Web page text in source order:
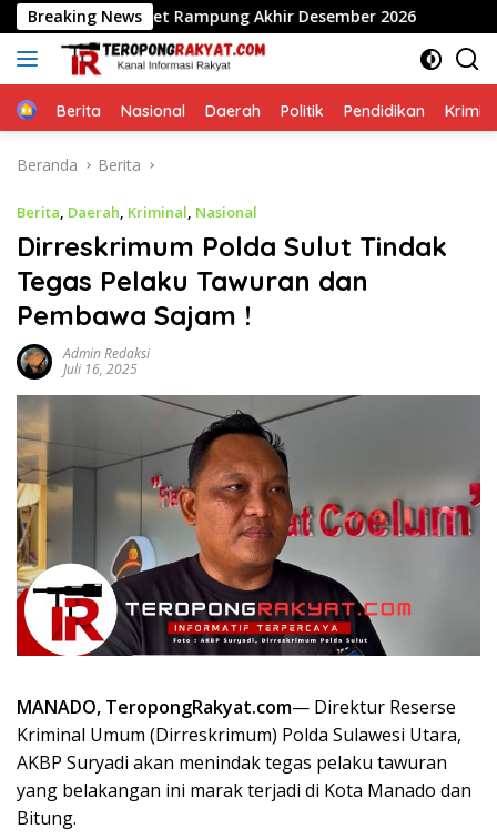
Langsung
ke
konten
Breaking News
Target Rampung Akhir Desember 2026 ​PLT
HomeBerita Nasional Daerah Politik Pendidikan
Beranda Berita
Berita, Daerah, Kriminal, Nasional
Dirreskrimum Polda Sulut Tindak
Tegas Pelaku Tawuran dan
Pembawa Sajam !
Admin Redaksi
Juli 16, 2025
MANADO, TeropongRakyat.com— Direktur Reserse
Kriminal Umum (Dirreskrimum) Polda Sulawesi Utara,
AKBP Suryadi akan menindak tegas pelaku tawuran
yang belakangan ini marak terjadi di Kota Manado dan
Bitung.